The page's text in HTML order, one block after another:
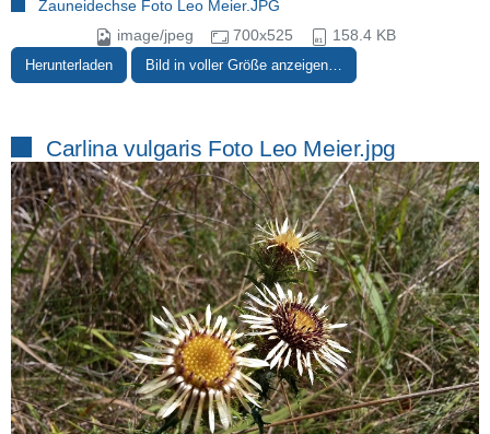
Zauneidechse Foto Leo Meier.JPG
image/jpeg
700x525 158.4 KB
Herunterladen Bild in voller Größe anzeigen…
Carlina vulgaris Foto Leo Meier.jpg